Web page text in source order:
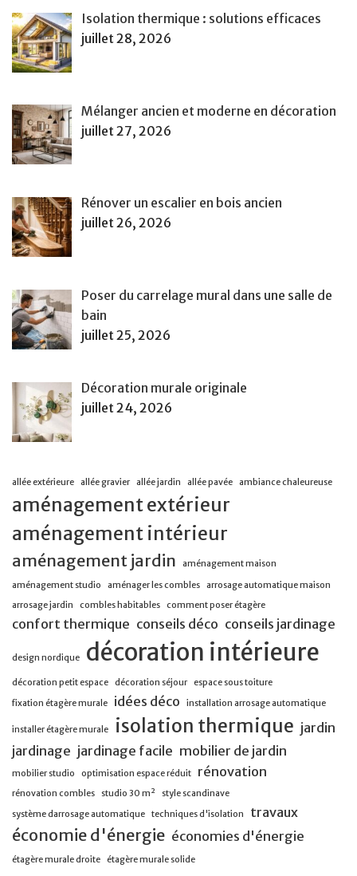
Isolation thermique : solutions efficaces
juillet 28, 2026
Mélanger ancien et moderne en décoration
juillet 27, 2026
Rénover un escalier en bois ancien
juillet 26, 2026
Poser du carrelage mural dans une salle de
bain
juillet 25, 2026
Décoration murale originale
juillet 24, 2026
allée extérieure allée gravier allée jardin allée pavée ambiance chaleureuse
aménagement extérieur
aménagement intérieur
aménagement jardin aménagement maison
aménagement studio aménager les combles
arrosage automatique maison
arrosage jardin
combles habitables comment poser étagère
confort thermique conseils déco conseils jardinage
design nordique décoration intérieure
décoration petit espace décoration séjour
espace sous toiture
fixation étagère murale
idées déco installation arrosage automatique
installer étagère murale isolation thermique jardin
jardinage jardinage facile mobilier de jardin
mobilier studio optimisation espace réduit rénovation
rénovation combles studio 30 m²
style scandinave
système darrosage automatique
techniques d'isolation travaux
économie d'énergie économies d'énergie
étagère murale droite étagère murale solide